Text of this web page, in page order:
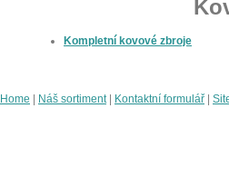
Kompletní kovové zbroje
Home Náš sortiment| Kontaktní formulář